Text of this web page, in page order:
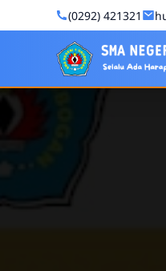
Skip to Content(0292) 421321
SMA